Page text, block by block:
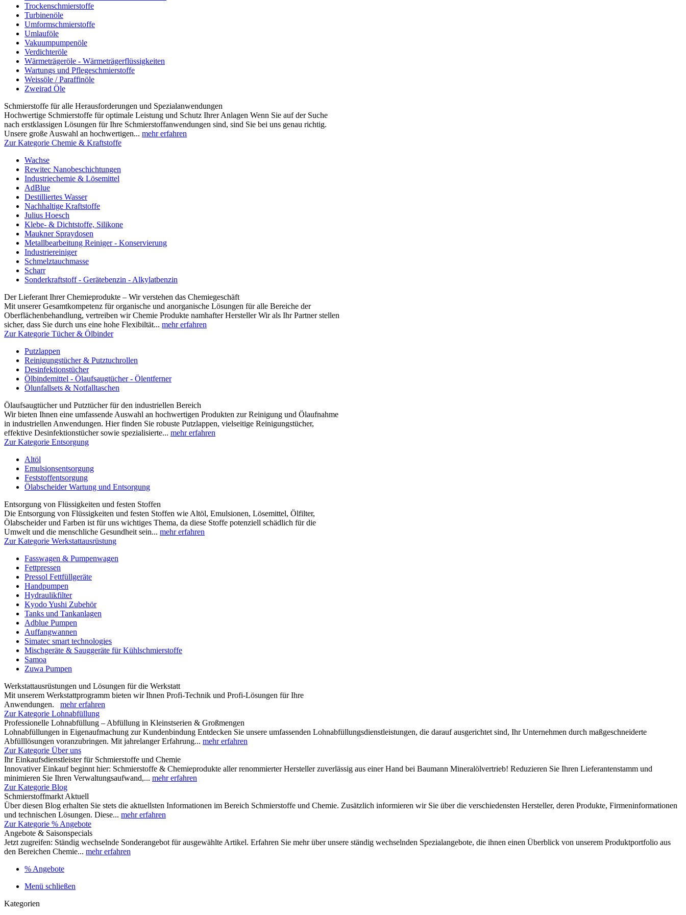
Trockenschmierstoffe
Turbinenöle
Umformschmierstoffe
Umlauföle
Vakuumpumpenöle
Verdichteröle
Wärmeträgeröle - Wärmeträgerflüssigkeiten
Wartungs und Pflegeschmierstoffe
Weissöle / Paraffinöle
Zweirad Öle
Schmierstoffe für alle Herausforderungen und Spezialanwendungen
Hochwertige Schmierstoffe für optimale Leistung und Schutz Ihrer Anlagen Wenn Sie auf der Suche
nach erstklassigen Lösungen für Ihre Schmierstoffanwendungen sind, sind Sie bei uns genau richtig.
Unsere große Auswahl an hochwertigen... mehr erfahren
Zur Kategorie Chemie & Kraftstoffe
Wachse
Rewitec Nanobeschichtungen
Industriechemie & Lösemittel
AdBlue
Destilliertes Wasser
Nachhaltige Kraftstoffe
Julius Hoesch
Klebe- & Dichtstoffe, Silikone
Maukner Spraydosen
Metallbearbeitung Reiniger - Konservierung
Industriereiniger
Schmelztauchmasse
Scharr
Sonderkraftstoff - Gerätebenzin - Alkylatbenzin
Der Lieferant Ihrer Chemieprodukte – Wir verstehen das Chemiegeschäft
Mit unserer Gesamtkompetenz für organische und anorganische Lösungen für alle Bereiche der
Oberflächenbehandlung, vertreiben wir Chemie Produkte namhafter Hersteller Wir als Ihr Partner stellen
sicher, dass Sie durch uns eine hohe Flexibiltät... mehr erfahren
Zur Kategorie Tücher & Ölbinder
Putzlappen
Reinigungstücher & Putztuchrollen
Desinfektionstücher
Ölbindemittel - Ölaufsaugtücher - Ölentferner
Ölunfallsets & Notfalltaschen
Ölaufsaugtücher und Putztücher für den industriellen Bereich
Wir bieten Ihnen eine umfassende Auswahl an hochwertigen Produkten zur Reinigung und Ölaufnahme
in industriellen Anwendungen. Hier finden Sie robuste Putzlappen, vielseitige Reinigungstücher,
effektive Desinfektionstücher sowie spezialisierte... mehr erfahren
Zur Kategorie Entsorgung
Altöl
Emulsionsentsorgung
Feststoffentsorgung
Ölabscheider Wartung und Entsorgung
Entsorgung von Flüssigkeiten und festen Stoffen
Die Entsorgung von Flüssigkeiten und festen Stoffen wie Altöl, Emulsionen, Lösemittel, Ölfilter,
Ölabscheider und Farben ist für uns wichtiges Thema, da diese Stoffe potenziell schädlich für die
Umwelt und die menschliche Gesundheit sein... mehr erfahren
Zur Kategorie Werkstattausrüstung
Fasswagen & Pumpenwagen
Fettpressen
Pressol Fettfüllgeräte
Handpumpen
Hydraulikfilter
Kyodo Yushi Zubehör
Tanks und Tankanlagen
Adblue Pumpen
Auffangwannen
Simatec smart technologies
Mischgeräte & Sauggeräte für Kühlschmierstoffe
Samoa
Zuwa Pumpen
Werkstattausrüstungen und Lösungen für die Werkstatt
Mit unserem Werkstattprogramm bieten wir Ihnen Profi-Technik und Profi-Lösungen für Ihre
Anwendungen. mehr erfahren
Zur Kategorie Lohnabfüllung
Professionelle Lohnabfüllung – Abfüllung in Kleinstserien & Großmengen
Lohnabfüllungen in Eigenaufmachung zur Kundenbindung Entdecken Sie unsere umfassenden Lohnabfüllungsdienstleistungen, die darauf ausgerichtet sind, Ihr Unternehmen durch maßgeschneiderte
Abfülllösungen voranzubringen. Mit jahrelanger Erfahrung... mehr erfahren
Zur Kategorie Über uns
Ihr Einkaufsdienstleister für Schmierstoffe und Chemie
Innovativer Einkauf beginnt hier: Schmierstoffe & Chemieprodukte aller renommierter Hersteller zuverlässig aus einer Hand bei Baumann Mineralölvertrieb! Reduzieren Sie Ihren Lieferantenstamm und
minimieren Sie Ihren Verwaltungsaufwand,... mehr erfahren
Zur Kategorie Blog
Schmierstoffmarkt Aktuell
Über diesen Blog erhalten Sie stets die aktuellsten Informationen im Bereich Schmierstoffe und Chemie. Zusätzlich informieren wir Sie über die verschiedensten Hersteller, deren Produkte, Firmeninformationen
und technischen Lösungen. Diese... mehr erfahren
Zur Kategorie % Angebote
Angebote & Saisonspecials
Jetzt zugreifen: Ständig wechselnde Sonderangebot für ausgewählte Artikel. Erfahren Sie mehr über unsere ständig wechselnden Spezialangebote, die ihnen einen Überblick von unserem Produktportfolio aus
den Bereichen Chemie... mehr erfahren
% Angebote
Menü schließen
Kategorien